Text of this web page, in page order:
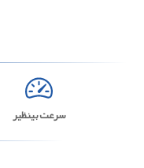
سرعت بینظیر